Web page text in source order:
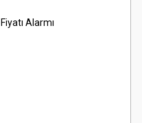
Fiyatı Alarmı